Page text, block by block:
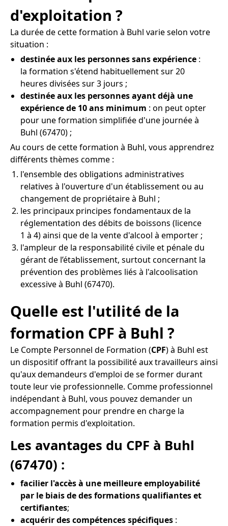
d'exploitation ?
La durée de cette formation à Buhl varie selon votre
situation :
destinée aux les personnes sans expérience :
la formation s'étend habituellement sur 20
heures divisées sur 3 jours ;
destinée aux les personnes ayant déjà une
expérience de 10 ans minimum : on peut opter
pour une formation simplifiée d'une journée à
Buhl (67470) ;
Au cours de cette formation à Buhl, vous apprendrez
différents thèmes comme :
l'ensemble des obligations administratives
relatives à l'ouverture d'un établissement ou au
changement de propriétaire à Buhl ;
les principaux principes fondamentaux de la
réglementation des débits de boissons (licence
1 à 4) ainsi que de la vente d'alcool à emporter ;
l'ampleur de la responsabilité civile et pénale du
gérant de l’établissement, surtout concernant la
prévention des problèmes liés à l'alcoolisation
excessive à Buhl (67470).
Quelle est l'utilité de la
formation CPF à Buhl ?
Le Compte Personnel de Formation (CPF) à Buhl est
un dispositif offrant la possibilité aux travailleurs ainsi
qu'aux demandeurs d'emploi de se former durant
toute leur vie professionnelle. Comme professionnel
indépendant à Buhl, vous pouvez demander un
accompagnement pour prendre en charge la
formation permis d'exploitation.
Les avantages du CPF à Buhl
(67470) :
facilier l'accès à une meilleure employabilité
par le biais de des formations qualifiantes et
certifiantes;
acquérir des compétences spécifiques :